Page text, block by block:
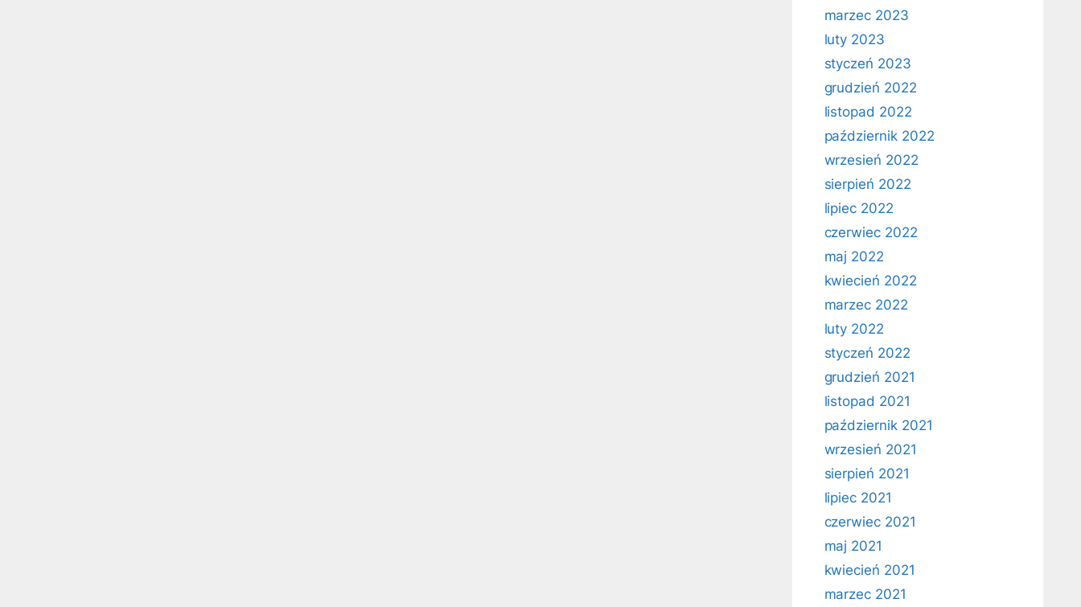
marzec 2023
luty 2023
styczeń 2023
grudzień 2022
listopad 2022
październik 2022
wrzesień 2022
sierpień 2022
lipiec 2022
czerwiec 2022
maj 2022
kwiecień 2022
marzec 2022
luty 2022
styczeń 2022
grudzień 2021
listopad 2021
październik 2021
wrzesień 2021
sierpień 2021
lipiec 2021
czerwiec 2021
maj 2021
kwiecień 2021
marzec 2021